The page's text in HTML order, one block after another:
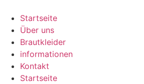
Inhalt
springen
Startseite
Über uns
Brautkleider
informationen
Kontakt
Startseite